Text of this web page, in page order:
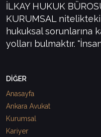
İLKAY HUKUK
KURUMSAL
hukuksal sorunlarına
yolları bulmaktır.
DİĞER
Anasayfa
Ankara Avukat
Kurumsal
Kariyer